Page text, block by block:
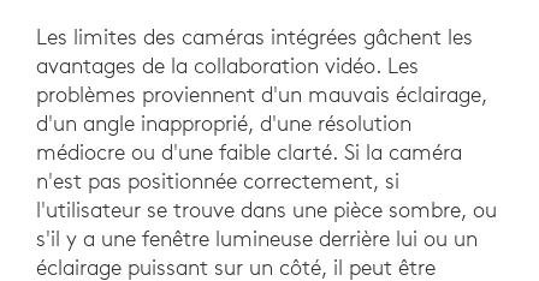
Les limites des caméras intégrées gâchent les
avantages de la collaboration vidéo. Les
problèmes proviennent d'un mauvais éclairage,
d'un angle inapproprié, d'une résolution
médiocre ou d'une faible clarté. Si la caméra
n'est pas positionnée correctement, si
l'utilisateur se trouve dans une pièce sombre, ou
s'il y a une fenêtre lumineuse derrière lui ou un
éclairage puissant sur un côté, il peut être